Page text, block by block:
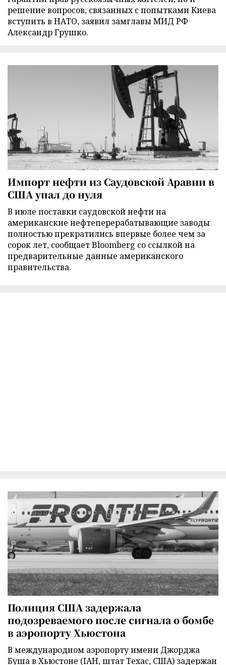
решение вопросов, связанных с попытками Киева
вступить в НАТО, заявил замглавы МИД РФ
Александр Грушко.
Импорт нефти из Саудовской Аравии в
США упал до нуля
В июле поставки саудовской нефти на
американские нефтеперерабатывающие заводы
полностью прекратились впервые более чем за
сорок лет, сообщает Bloomberg со ссылкой на
предварительные данные американского
правительства.
Полиция США задержала
подозреваемого после сигнала о бомбе
в аэропорту Хьюстона
В международном аэропорту имени Джорджа
Буша в Хьюстоне (IAH, штат Техас, США) задержан